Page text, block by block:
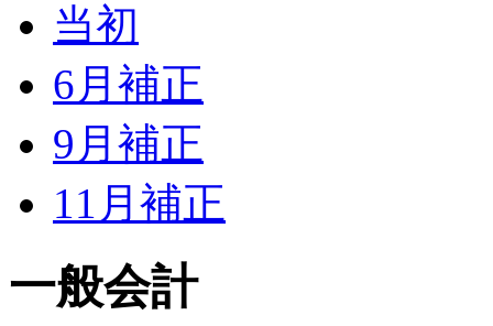
当初
6月補正
9月補正
11月補正
一般会計